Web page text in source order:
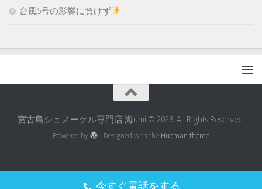
台風5号の影響に負けず
宮古島シュノーケル専門店 海umi © 2026. All Rights Reserved.
Powered by - Designed with the Hueman theme
今すぐ電話をする